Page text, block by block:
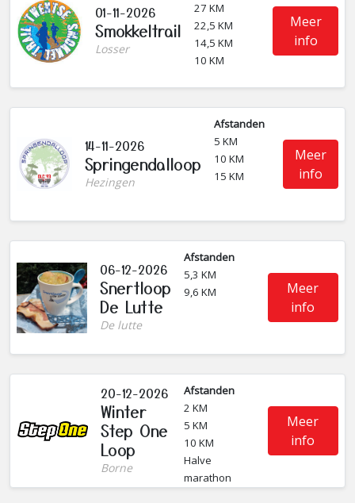
01-11-2026
Smokkeltrail
Losser
27 KM
22,5 KM
14,5 KM
10 KM
Meer
info
14-11-2026
Springendalloop
Hezingen
Afstanden
5 KM
10 KM
15 KM
Meer
info
06-12-2026
Snertloop
De Lutte
De lutte
Afstanden
5,3 KM
9,6 KM
Meer
info
20-12-2026
Winter
Step One
Loop
Borne
Afstanden
2 KM
5 KM
10 KM
Halve
marathon
Meer
info